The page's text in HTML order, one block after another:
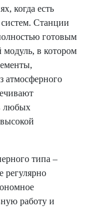
когда есть
Станции
готовым
модуль, в котором
атмосферного
любых
типа –
регулярно
работу и